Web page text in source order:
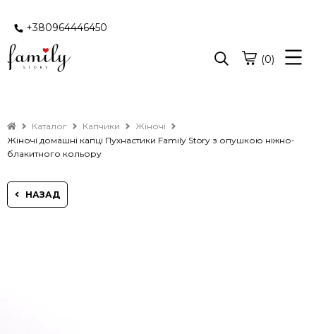
+380964446450
(0)
Каталог Капчики
Жіночі
Жіночі домашні капці Пухнастики Family Story з опушкою ніжно-
блакитного кольору
НАЗАД